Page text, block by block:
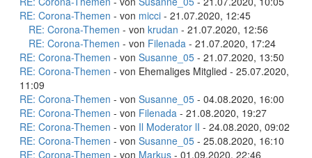
RE: Corona-Themen - von micci - 21.07.2020, 12:45
RE: Corona-Themen - von krudan - 21.07.2020, 12:56
RE: Corona-Themen - von Filenada - 21.07.2020, 17:24
RE: Corona-Themen - von Susanne_05 - 21.07.2020, 13:50
RE: Corona-Themen - von Ehemaliges Mitglied - 25.07.2020,
11:09
RE: Corona-Themen - von Susanne_05 - 04.08.2020, 16:00
RE: Corona-Themen - von Filenada - 21.08.2020, 19:27
RE: Corona-Themen - von Il Moderator lI - 24.08.2020, 09:02
RE: Corona-Themen - von Susanne_05 - 25.08.2020, 16:10
RE: Corona-Themen - von Markus - 01.09.2020, 22:46